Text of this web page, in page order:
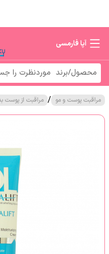
آپا فارمسی
مراقبت پوست و مو / مراقبت از پوست